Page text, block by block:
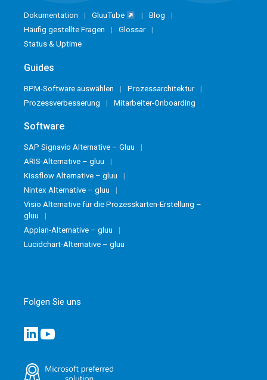
Dokumentation GluuTube
Blog
Häufig gestellte Fragen
Glossar
Status & Uptime
Guides
BPM-Software auswählen
Prozessarchitektur
Prozessverbesserung
Mitarbeiter-Onboarding
Software
SAP Signavio Alternative – Gluu
ARIS-Alternative – gluu
Kissflow Alternative – gluu
Nintex Alternative – gluu
Visio Alternative für die Prozesskarten-Erstellung –
gluu
Appian-Alternative – gluu
Lucidchart-Alternative – gluu
Folgen Sie uns